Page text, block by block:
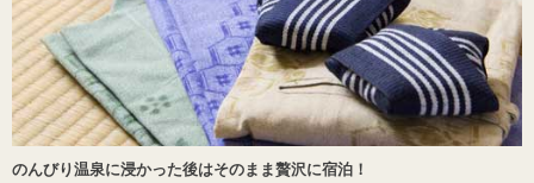
のんびり温泉に浸かった後はそのまま贅沢に宿泊！